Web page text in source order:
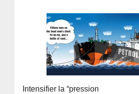
Intensifier la “pression